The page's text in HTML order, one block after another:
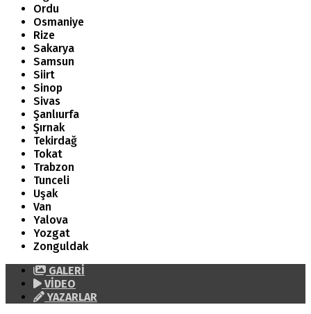
Ordu
Osmaniye
Rize
Sakarya
Samsun
Siirt
Sinop
Sivas
Şanlıurfa
Şırnak
Tekirdağ
Tokat
Trabzon
Tunceli
Uşak
Van
Yalova
Yozgat
Zonguldak
GALERİ
VİDEO
YAZARLAR